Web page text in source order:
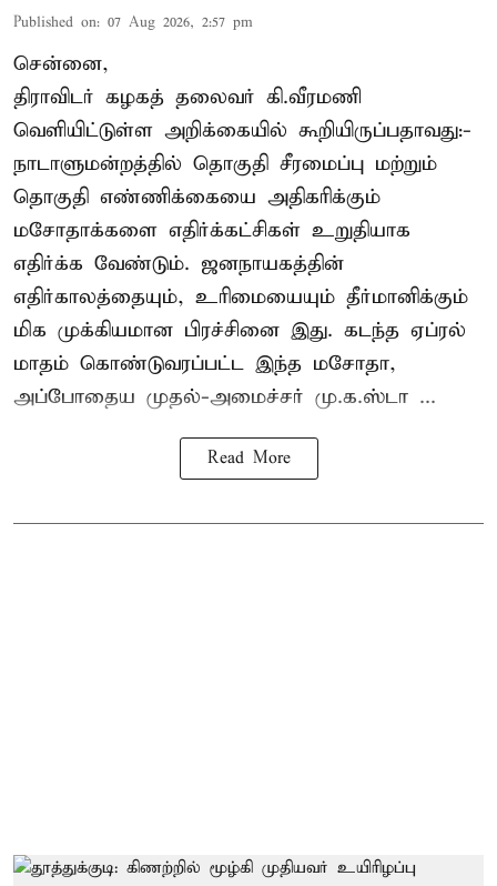
Published on: 07 Aug 2026, 2:57 pm
சென்னை,
திராவிடர் கழகத் தலைவர் கி.வீரமணி
வெளியிட்டுள்ள அறிக்கையில் கூறியிருப்பதாவது:-
நாடாளுமன்றத்தில் தொகுதி சீரமைப்பு மற்றும்
தொகுதி எண்ணிக்கையை அதிகரிக்கும்
மசோதாக்களை எதிர்க்கட்சிகள் உறுதியாக
எதிர்க்க வேண்டும். ஜனநாயகத்தின்
எதிர்காலத்தையும், உரிமையையும் தீர்மானிக்கும்
மிக முக்கியமான பிரச்சினை இது. கடந்த ஏப்ரல்
மாதம் கொண்டுவரப்பட்ட இந்த மசோதா,
அப்போதைய முதல்-அமைச்சர் மு.க.ஸ்டா ...
Read More